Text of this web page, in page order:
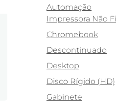
Automação
Impressora Não
Chromebook
Descontinuado
Desktop
Disco Rígido (HD)
Gabinete